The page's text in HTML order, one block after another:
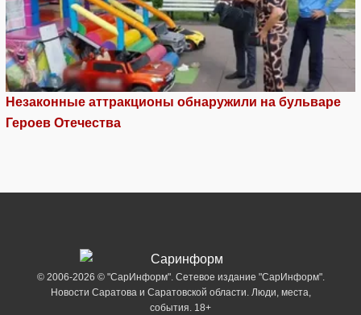
Незаконные аттракционы обнаружили на бульваре
Героев Отечества
© 2006-2026 © "СарИнформ". Сетевое издание "СарИнформ".
Новости Саратова и Саратовской области. Люди, места,
события. 18+